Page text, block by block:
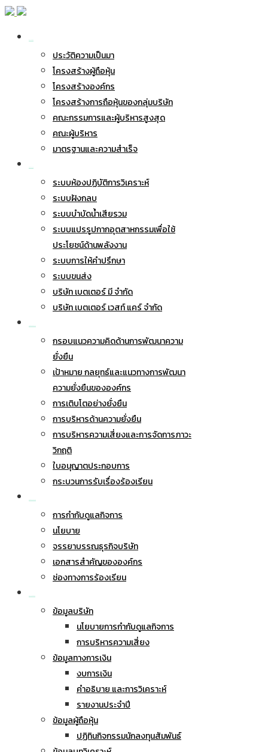
ประวัติความเป็นมา
โครงสร้างผู้ถือหุ้น
โครงสร้างองค์กร
โครงสร้างการถือหุ้นของกลุ่มบริษัท
คณะกรรมการและผู้บริหารสูงสุด
คณะผู้บริหาร
มาตรฐานและความสำเร็จ
ระบบห้องปฏิบัติการวิเคราะห์
ระบบฝังกลบ
ระบบบำบัดน้ำเสียรวม
ระบบแปรรูปกากอุตสาหกรรมเพื่อใช้
ประโยชน์ด้านพลังงาน
ระบบการให้คำปรึกษา
ระบบขนส่ง
บริษัท เบตเตอร์ มี จำกัด
บริษัท เบตเตอร์ เวสท์ แคร์ จำกัด
กรอบแนวความคิดด้านการพัฒนาความ
ยั่งยืน
เป้าหมาย กลยุทธ์และแนวทางการพัฒนา
ความยั่งยืนขององค์กร
การเติบโตอย่างยั่งยืน
การบริหารด้านความยั่งยืน
การบริหารความเสี่ยงและการจัดการภาวะ
วิกฤติ
ใบอนุญาตประกอบการ
กระบวนการรับเรื่องร้องเรียน
การกำกับดูแลกิจการ
นโยบาย
จรรยาบรรณธุรกิจบริษัท
เอกสารสำคัญขององค์กร
ช่องทางการร้องเรียน
ข้อมูลบริษัท
นโยบายการกำกับดูแลกิจการ
การบริหารความเสี่ยง
ข้อมูลทางการเงิน
งบการเงิน
คำอธิบาย และการวิเคราะห์
รายงานประจำปี
ข้อมูลผู้ถือหุ้น
ปฏิทินกิจกรรมนักลงทุนสัมพันธ์